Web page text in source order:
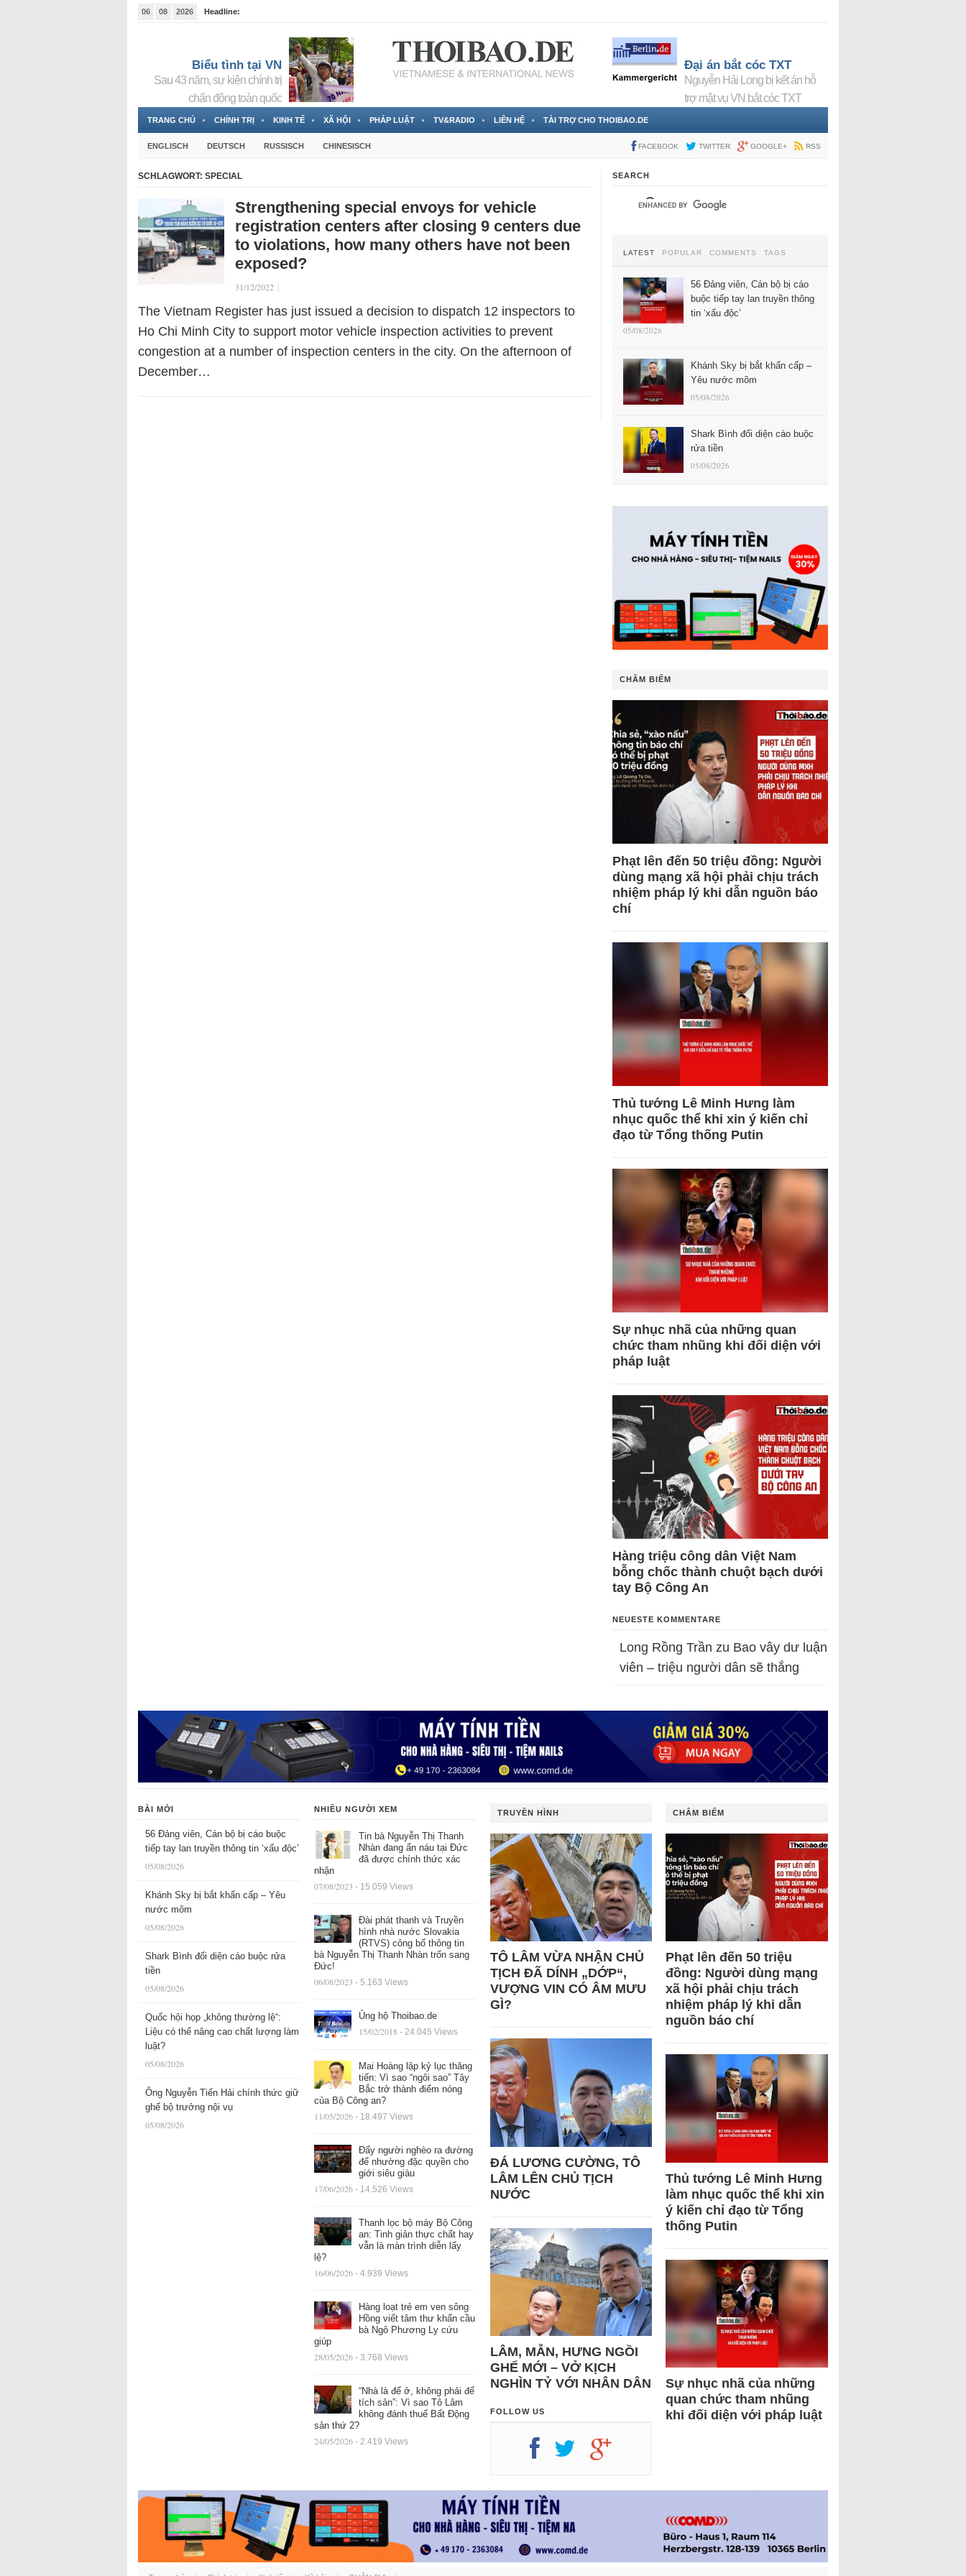
06 08 2026
Headline:
Biểu tình tại VN
Sau 43 năm, sự kiện chính trị
chấn động toàn quốc
Đại án bắt cóc TXT
Nguyễn Hải Long bị kết án hỗ
trợ mật vụ VN bắt cóc TXT
TRANG CHỦ CHÍNH TRỊ KINH TẾ XÃ HỘI PHÁP LUẬT TV&RADIO LIÊN HỆ TÀI TRỢ CHO THOIBAO.DE
ENGLISCH DEUTSCH RUSSISCH CHINESISCH FACEBOOK TWITTER GOOGLE+ RSS
SCHLAGWORT: SPECIAL
Strengthening special envoys for vehicle
registration centers after closing 9 centers due
to violations, how many others have not been
exposed?
31/12/2022 |
The Vietnam Register has just issued a decision to dispatch 12 inspectors to
Ho Chi Minh City to support motor vehicle inspection activities to prevent
congestion at a number of inspection centers in the city. On the afternoon of
December…
SEARCH
LATEST POPULAR COMMENTS TAGS
56 Đảng viên, Cán bộ bị cáo
buộc tiếp tay lan truyền thông
tin ‘xấu độc’
05/08/2026
Khánh Sky bị bắt khẩn cấp –
Yêu nước mõm
05/08/2026
Shark Bình đối diện cáo buộc
rửa tiền
05/08/2026
CHÂM BIẾM
Phạt lên đến 50 triệu đồng: Người
dùng mạng xã hội phải chịu trách
nhiệm pháp lý khi dẫn nguồn báo
chí
Thủ tướng Lê Minh Hưng làm
nhục quốc thể khi xin ý kiến chỉ
đạo từ Tổng thống Putin
Sự nhục nhã của những quan
chức tham nhũng khi đối diện với
pháp luật
Hàng triệu công dân Việt Nam
bỗng chốc thành chuột bạch dưới
tay Bộ Công An
NEUESTE KOMMENTARE
Long Rồng Trần zu Bao vây dư luận
viên – triệu người dân sẽ thắng
BÀI MỚI
56 Đảng viên, Cán bộ bị cáo buộc
tiếp tay lan truyền thông tin ‘xấu độc’
05/08/2026
Khánh Sky bị bắt khẩn cấp – Yêu
nước mõm
05/08/2026
Shark Bình đối diện cáo buộc rửa
tiền
05/08/2026
Quốc hội họp „không thường lệ“:
Liệu có thể nâng cao chất lượng làm
luật?
05/08/2026
Ông Nguyễn Tiến Hải chính thức giữ
ghế bộ trưởng nội vụ
05/08/2026
NHIỀU NGƯỜI XEM
Tin bà Nguyễn Thị Thanh
Nhàn đang ẩn náu tại Đức
đã được chính thức xác
nhận
07/08/2023 - 15.059 Views
Đài phát thanh và Truyền
hình nhà nước Slovakia
(RTVS) công bố thông tin
bà Nguyễn Thị Thanh Nhàn trốn sang
Đức!
06/08/2023 - 5.163 Views
Ủng hộ Thoibao.de
15/02/2018 - 24.045 Views
Mai Hoàng lập kỷ lục thăng
tiến: Vì sao “ngôi sao” Tây
Bắc trở thành điểm nóng
của Bộ Công an?
11/05/2026 - 18.497 Views
Đẩy người nghèo ra đường
để nhường đặc quyền cho
giới siêu giàu
17/06/2026 - 14.526 Views
Thanh lọc bộ máy Bộ Công
an: Tinh giản thực chất hay
vẫn là màn trình diễn lấy
lệ?
16/06/2026 - 4.939 Views
Hàng loạt trẻ em ven sông
Hồng viết tâm thư khẩn cầu
bà Ngô Phương Ly cứu
giúp
28/05/2026 - 3.768 Views
“Nhà là để ở, không phải để
tích sản”: Vì sao Tô Lâm
không đánh thuế Bất Động
sản thứ 2?
24/05/2026 - 2.419 Views
TRUYỀN HÌNH
TÔ LÂM VỪA NHẬN CHỦ
TỊCH ĐÃ DÍNH „DỚP“,
VƯỢNG VIN CÓ ÂM MƯU
GÌ?
ĐÁ LƯƠNG CƯỜNG, TÔ
LÂM LÊN CHỦ TỊCH
NƯỚC
LÂM, MẪN, HƯNG NGỒI
GHẾ MỚI – VỞ KỊCH
NGHÌN TỶ VỚI NHÂN DÂN
FOLLOW US
CHÂM BIẾM
Phạt lên đến 50 triệu
đồng: Người dùng mạng
xã hội phải chịu trách
nhiệm pháp lý khi dẫn
nguồn báo chí
Thủ tướng Lê Minh Hưng
làm nhục quốc thể khi xin
ý kiến chỉ đạo từ Tổng
thống Putin
Sự nhục nhã của những
quan chức tham nhũng
khi đối diện với pháp luật